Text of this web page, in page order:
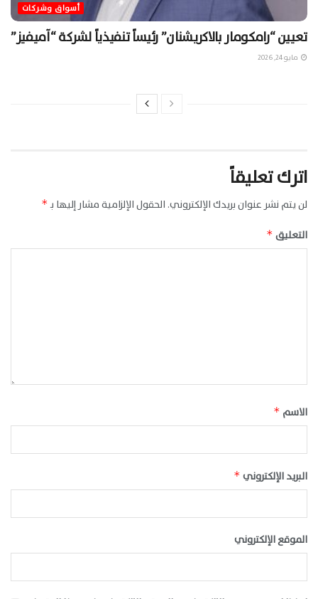
أسواق وشركات
تعيين “رامكومار بالاكريشنان” رئيساً تنفيذياً لشركة “آميفيز”
مايو 24, 2026
اترك تعليقاً
لن يتم نشر عنوان بريدك الإلكتروني. الحقول الإلزامية مشار إليها بـ*
التعليق *
الاسم *
البريد الإلكتروني *
الموقع الإلكتروني